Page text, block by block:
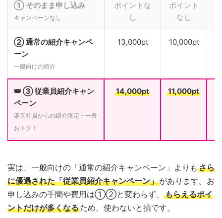
① そのまま申し込み
キャンペーンなし
ポイントな
し
ポイント
なし
② 通常の紹介キャンペ
ーン
一般向けの紹介
13,000pt 10,000pt
👑 ③ 従業員紹介キャン
ペーン
楽天社員からの紹介限定・一番
おトク！
14,000pt 11,000pt
実は、一般向けの「通常の紹介キャンペーン」よりも さら
に優遇された「従業員紹介キャンペーン」があります。お
申し込みの手間や費用は①②と変わらず、 もらえるポイ
ントだけが多くなるため、使わないと損です。